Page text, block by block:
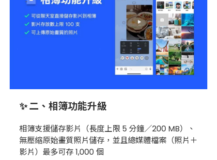
✨ 二、相簿功能升級
相簿支援儲存影片（長度上限 5 分鐘／200 MB）、
無壓縮原始畫質照片儲存，並且總媒體檔案（照片＋
影片）最多可存 1,000 個